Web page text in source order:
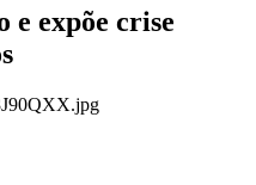
e expõe crise